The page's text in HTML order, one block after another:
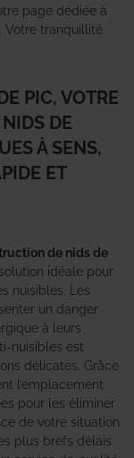
page dédiée à
. Votre tranquillité
PIC, VOTRE
DE
À SENS,
ET
de nids de
idéale pour
nuisibles. Les
un danger
à leurs
nuisibles est
délicates. Grâce
l’emplacement
pour les éliminer
de votre situation
plus brefs délais.